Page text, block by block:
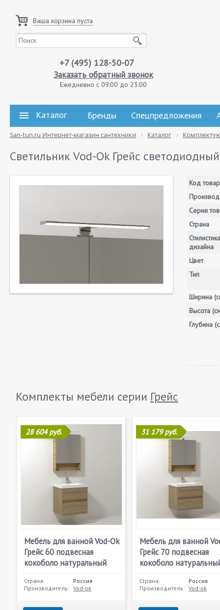
Ваша корзина пуста
+7 (495) 128-50-07
Заказать обратный звонок
Ежедневно с 09:00 до 23:00
Каталог Бренды Спецпредложения
San-tun.ru Интернет-магазин сантехники Каталог
Светильник Vod-Ok Грейс светодиодный
Код
Серия
Страна
Стилистика
дизайна
Цвет
Тип
Ширина
Высота
Глубина
Комплекты мебели серии Грейс
28 604 руб.
Мебель для ванной Vod-Ok
Грейс 60 подвесная
кокоболо натуральный
Страна:
Россия
Производитель: Vod-ok
31 179 руб.
Мебель для ванной
Грейс 70 подвесная
кокоболо
Страна:
Россия
Производитель: Vod-ok